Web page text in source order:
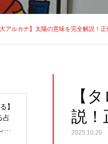
大アルカナ】太陽の意味を完全解説！
【
説！
2025.10.20
】
占